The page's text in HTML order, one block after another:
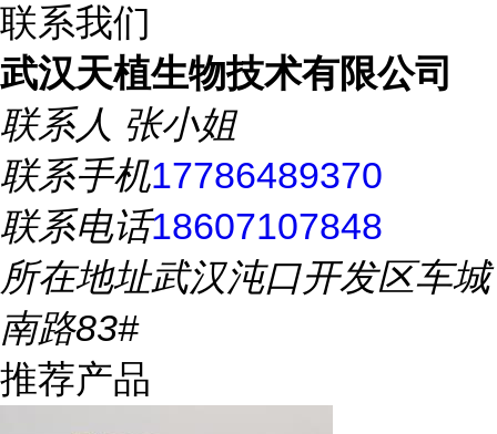
联系我们
武汉天植生物技术有限公司
联系人 张小姐
联系手机17786489370
联系电话18607107848
所在地址武汉沌口开发区车城
南路83#
推荐产品